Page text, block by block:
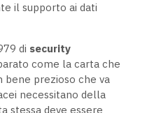
il supporto ai dati
di security
come la carta che
bene prezioso che va
necessitano della
stessa deve essere